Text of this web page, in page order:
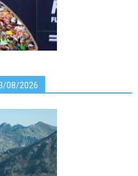
08/2026